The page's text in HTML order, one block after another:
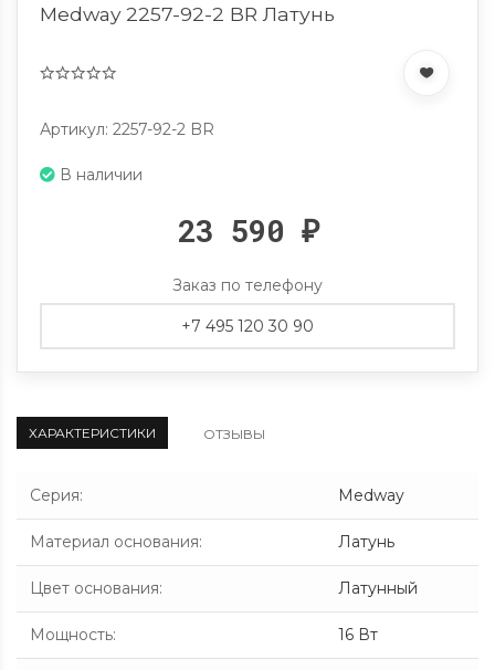
Medway 2257-92-2 BR Латунь
Артикул: 2257-92-2 BR
В наличии
23 590 ₽
Заказ по телефону
+7 495 120 30 90
ХАРАКТЕРИСТИКИ ОТЗЫВЫ
Серия: Medway
Материал основания: Латунь
Цвет основания: Латунный
Мощность: 16 Вт